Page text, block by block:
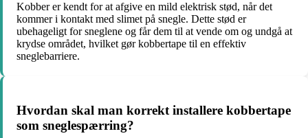
Kobber er kendt for at afgive en mild elektrisk stød, når det
kommer i kontakt med slimet på snegle. Dette stød er
ubehageligt for sneglene og får dem til at vende om og undgå at
krydse området, hvilket gør kobbertape til en effektiv
sneglebarriere.
Hvordan skal man korrekt installere kobbertape
som sneglespærring?